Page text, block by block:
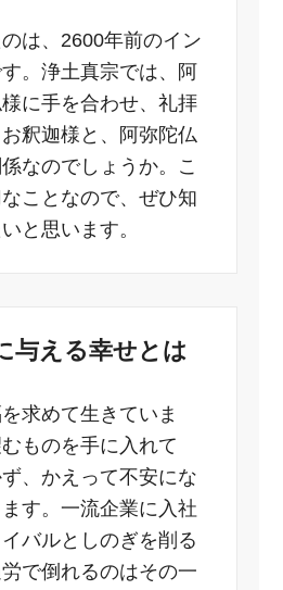
は、2600年前のイン
す。浄土真宗では、阿
に手を合わせ、礼拝
釈迦様と、阿弥陀仏
なのでしょうか。こ
ことなので、ぜひ知
と思います。
与える幸せとは
求めて生きていま
ものを手に入れて
、かえって不安にな
す。一流企業に入社
バルとしのぎを削る
で倒れるのはその一